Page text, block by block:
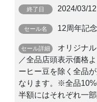
2024/03/12
12周年記
オリジナ
／全品店頭表示価格
ーヒー豆を除く全品
なります。※全品
半額にはそれぞれ一